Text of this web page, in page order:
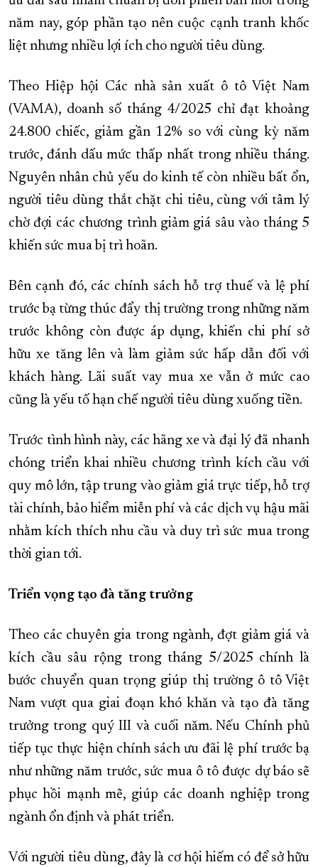
năm nay, góp phần tạo nên cuộc cạnh tranh khốc
liệt nhưng nhiều lợi ích cho người tiêu dùng.
Theo Hiệp hội Các nhà sản xuất ô tô Việt Nam
(VAMA), doanh số tháng 4/2025 chỉ đạt khoảng
24.800 chiếc, giảm gần 12% so với cùng kỳ năm
trước, đánh dấu mức thấp nhất trong nhiều tháng.
Nguyên nhân chủ yếu do kinh tế còn nhiều bất ổn,
người tiêu dùng thắt chặt chi tiêu, cùng với tâm lý
chờ đợi các chương trình giảm giá sâu vào tháng 5
khiến sức mua bị trì hoãn.
Bên cạnh đó, các chính sách hỗ trợ thuế và lệ phí
trước bạ từng thúc đẩy thị trường trong những năm
trước không còn được áp dụng, khiến chi phí sở
hữu xe tăng lên và làm giảm sức hấp dẫn đối với
khách hàng. Lãi suất vay mua xe vẫn ở mức cao
cũng là yếu tố hạn chế người tiêu dùng xuống tiền.
Trước tình hình này, các hãng xe và đại lý đã nhanh
chóng triển khai nhiều chương trình kích cầu với
quy mô lớn, tập trung vào giảm giá trực tiếp, hỗ trợ
tài chính, bảo hiểm miễn phí và các dịch vụ hậu mãi
nhằm kích thích nhu cầu và duy trì sức mua trong
thời gian tới.
Triển vọng tạo đà tăng trưởng
Theo các chuyên gia trong ngành, đợt giảm giá và
kích cầu sâu rộng trong tháng 5/2025 chính là
bước chuyển quan trọng giúp thị trường ô tô Việt
Nam vượt qua giai đoạn khó khăn và tạo đà tăng
trưởng trong quý III và cuối năm. Nếu Chính phủ
tiếp tục thực hiện chính sách ưu đãi lệ phí trước bạ
như những năm trước, sức mua ô tô được dự báo sẽ
phục hồi mạnh mẽ, giúp các doanh nghiệp trong
ngành ổn định và phát triển.
Với người tiêu dùng, đây là cơ hội hiếm có để sở hữu